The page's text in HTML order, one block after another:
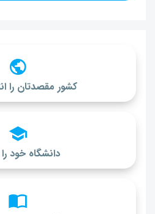
کشور مقصدتان را
دانشگاه خود را